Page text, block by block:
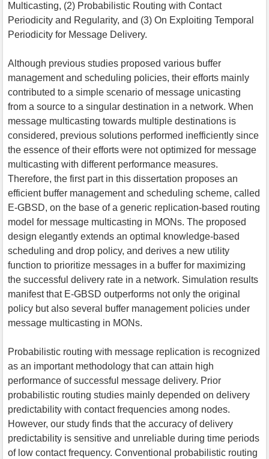
Multicasting, (2) Probabilistic Routing with Contact
Periodicity and Regularity, and (3) On Exploiting Temporal
Periodicity for Message Delivery.
Although previous studies proposed various buffer
management and scheduling policies, their efforts mainly
contributed to a simple scenario of message unicasting
from a source to a singular destination in a network. When
message multicasting towards multiple destinations is
considered, previous solutions performed inefficiently since
the essence of their efforts were not optimized for message
multicasting with different performance measures.
Therefore, the first part in this dissertation proposes an
efficient buffer management and scheduling scheme, called
E-GBSD, on the base of a generic replication-based routing
model for message multicasting in MONs. The proposed
design elegantly extends an optimal knowledge-based
scheduling and drop policy, and derives a new utility
function to prioritize messages in a buffer for maximizing
the successful delivery rate in a network. Simulation results
manifest that E-GBSD outperforms not only the original
policy but also several buffer management policies under
message multicasting in MONs.
Probabilistic routing with message replication is recognized
as an important methodology that can attain high
performance of successful message delivery. Prior
probabilistic routing studies mainly depended on delivery
predictability with contact frequencies among nodes.
However, our study finds that the accuracy of delivery
predictability is sensitive and unreliable during time periods
of low contact frequency. Conventional probabilistic routing